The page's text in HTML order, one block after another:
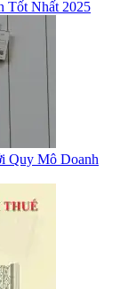
Tốt Nhất 2025
Quy Mô Doanh